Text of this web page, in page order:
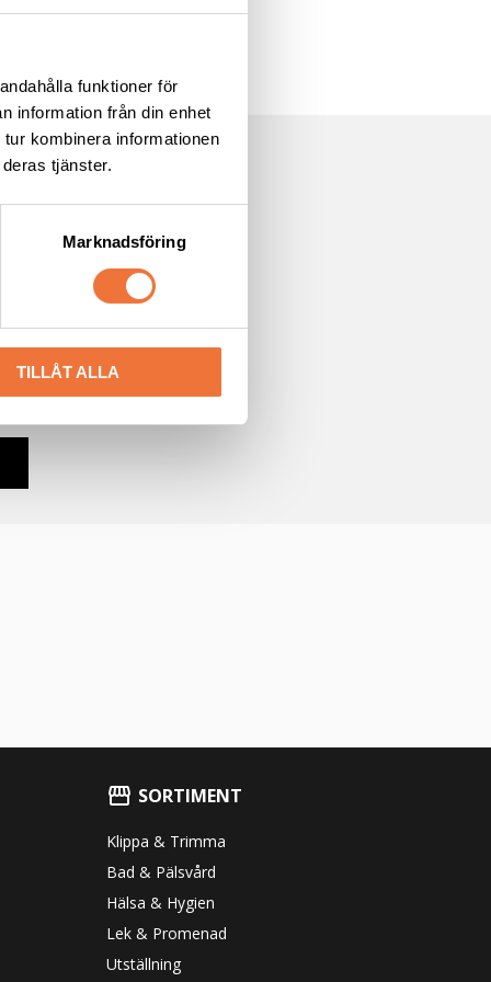
funktioner för
information från din enhet
kombinera informationen
tjänster.
Marknadsföring
TILLÅT ALLA
SORTIMENT
Klippa & Trimma
Bad & Pälsvård
Hälsa & Hygien
Lek & Promenad
Utställning